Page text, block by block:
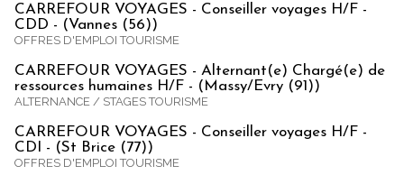
CARREFOUR VOYAGES - Conseiller voyages H/F -
CDD - (Vannes (56))
OFFRES D'EMPLOI TOURISME
CARREFOUR VOYAGES - Alternant(e) Chargé(e) de
ressources humaines H/F - (Massy/Evry (91))
ALTERNANCE / STAGES TOURISME
CARREFOUR VOYAGES - Conseiller voyages H/F -
CDI - (St Brice (77))
OFFRES D'EMPLOI TOURISME